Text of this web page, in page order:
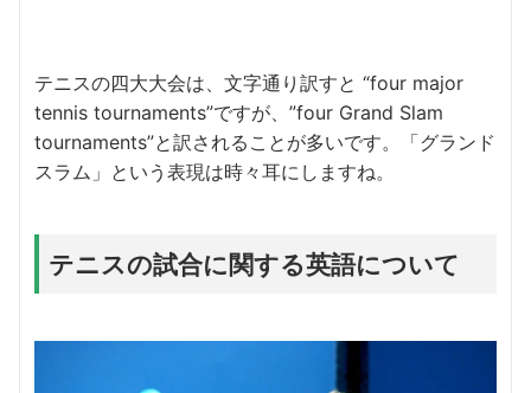
テニスの四大大会は、文字通り訳すと “four major
tennis tournaments”ですが、”four Grand Slam
tournaments”と訳されることが多いです。「グランド
スラム」という表現は時々耳にしますね。
テニスの試合に関する英語について